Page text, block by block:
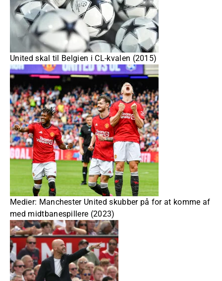
United skal til Belgien i CL-kvalen (2015)
Medier: Manchester United skubber på for at komme af
med midtbanespillere (2023)